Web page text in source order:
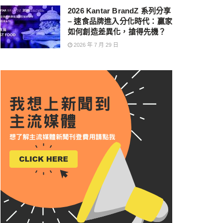
2026 Kantar BrandZ 系列分享
– 速食品牌進入分化時代：贏家
如何創造差異化，搶得先機？
2026 年 7 月 29 日